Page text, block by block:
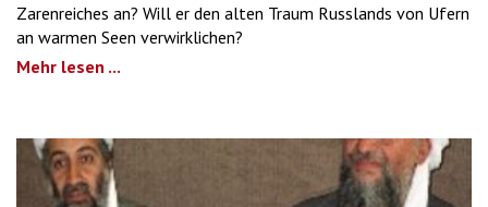
Zarenreiches an? Will er den alten Traum Russlands von Ufern
an warmen Seen verwirklichen?
Mehr lesen ...